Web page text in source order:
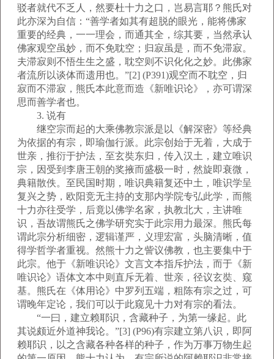
驳者就代不乏人，然要杜十力之口，岂易言耶？熊氏对
此亦深为自信：“善学者如其有超脱的眼光，能将佛家
重要的经典，一一理会，而通其全，综其要，当然承认
佛家观空虽妙，而不免耽空；归寂虽是，而不免滞寂。
夫滞寂则不悟生生之盛，耽空则不识化化之妙。此佛家
者流所以谈体而遗用也。”[2] (P391)观空而不耽空，归
寂而不滞寂，熊氏本此意而造《新唯识论》，亦可谓深
思而善学者也。
3. 说有
继空宗而起的大乘佛教宗派是以《解深密》等经典
为依据的有宗，即瑜伽行派。此宗创始于无着，大成于
世亲，推衍于护法，至玄奘东归，传入汉土，建立唯识
宗，因受到李唐王朝的奖掖而盛极一时，然旋即衰微，
典籍散佚。至民国时期，唯识典籍复还中土，唯识学呈
复兴之势，欧阳竞无主持的支那内学院专弘此学，而熊
十力亦往受学，后竟以佛学名家，执教北大，主讲唯
识，吾故谓熊氏之佛学研究实于此宗用力最深。熊氏每
谓此宗分析细密，逻辑谨严，义理宏富，头脑清晰，值
得学哲学者重视。然熊十力之訾议佛教，也主要集中于
此宗。他于《新唯识论》文言文本指斥护法，而于《新
唯识论》语体文本中则直斥无着、世亲，径议玄奘、窥
基。熊氏在《体用论》中罗列五端，粗陈有宗之过，可
谓晚年定论，我们可以于此窥见十力对有宗的看法。
“一曰，建立赖耶识，含藏种子，为第一缘起。此
其说颇近外道神我论。”[3] (P96)有宗建立第八识，即阿
赖耶识，以之含藏各种各样的种子，作为万事万物生起